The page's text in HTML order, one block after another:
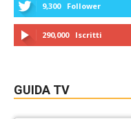
9,300 Follower
290,000 Iscritti
GUIDA TV